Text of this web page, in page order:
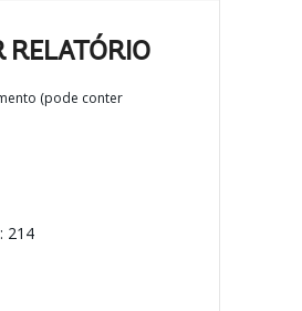
RELATÓRIO
(pode conter
214